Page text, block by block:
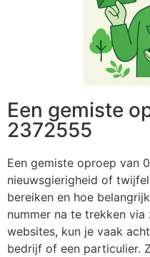
Een gemiste
2372555
Een gemiste oproep van
nieuwsgierigheid of
bereiken en hoe
nummer na te trekken
websites, kun je vaak
bedrijf of een particulier.